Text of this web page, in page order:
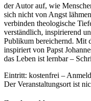
der Autor auf, wie
sich nicht von Angst
verbinden theologische
verständlich, inspirierend
Publikum bereichernd. Mit
inspiriert von Papst
das Leben ist lernbar –
Eintritt: kostenfrei –
Der Veranstaltungsort ist